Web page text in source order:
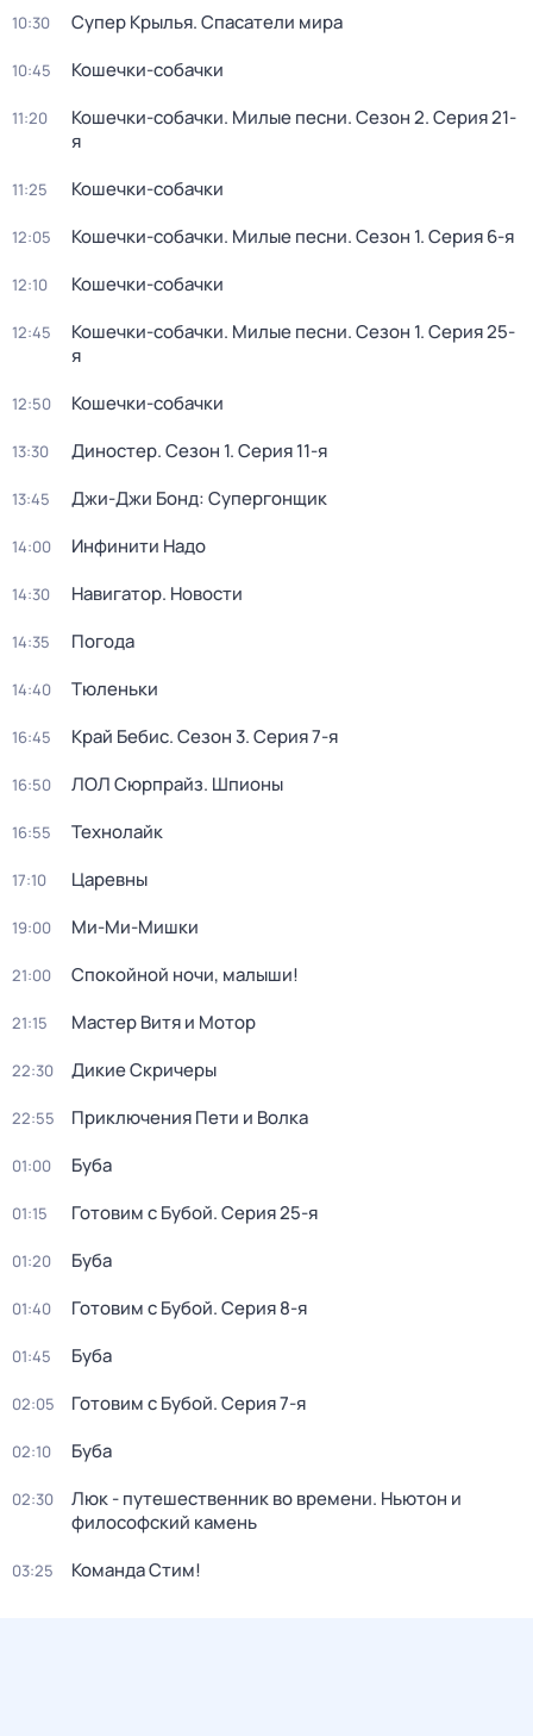
10:30 Супер Крылья. Спасатели мира
10:45 Кошечки-собачки
11:20 Кошечки-собачки. Милые песни. Сезон 2. Серия 21-
я
11:25 Кошечки-собачки
12:05 Кошечки-собачки. Милые песни. Сезон 1. Серия 6-я
12:10 Кошечки-собачки
12:45 Кошечки-собачки. Милые песни. Сезон 1. Серия 25-
я
12:50 Кошечки-собачки
13:30 Диностер. Сезон 1. Серия 11-я
13:45 Джи-Джи Бонд: Супергонщик
14:00 Инфинити Надо
14:30 Навигатор. Новости
14:35 Погода
14:40 Тюленьки
16:45 Край Бебис. Сезон 3. Серия 7-я
16:50 ЛОЛ Сюрпрайз. Шпионы
16:55 Технолайк
17:10 Царевны
19:00 Ми-Ми-Мишки
21:00 Спокойной ночи, малыши!
21:15 Мастер Витя и Мотор
22:30 Дикие Скричеры
22:55 Приключения Пети и Волка
01:00 Буба
01:15 Готовим с Бубой. Серия 25-я
01:20 Буба
01:40 Готовим с Бубой. Серия 8-я
01:45 Буба
02:05 Готовим с Бубой. Серия 7-я
02:10 Буба
02:30
Люк - путешественник во времени. Ньютон и
философский камень
03:25 Команда Стим!